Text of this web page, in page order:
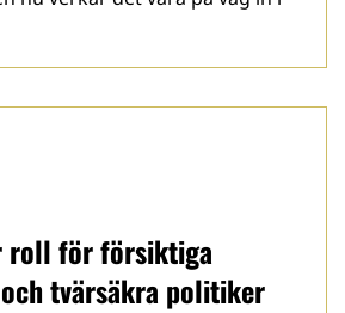
roll för försiktiga
tvärsäkra politiker